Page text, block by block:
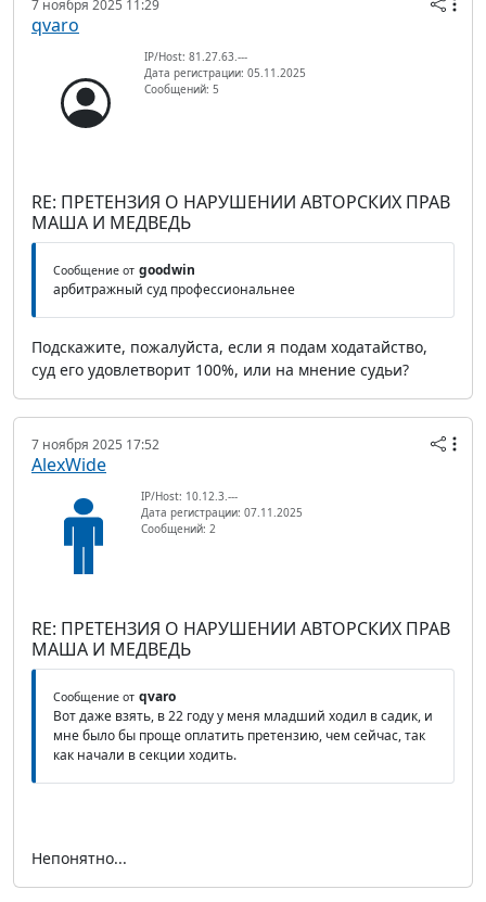
7 ноября 2025 11:29
qvaro
IP/Host: 81.27.63.---
Дата регистрации: 05.11.2025
Сообщений: 5
RE: ПРЕТЕНЗИЯ О НАРУШЕНИИ АВТОРСКИХ ПРАВ
МАША И МЕДВЕДЬ
Сообщение от goodwin
арбитражный суд профессиональнее
Подскажите, пожалуйста, если я подам ходатайство,
суд его удовлетворит 100%, или на мнение судьи?
7 ноября 2025 17:52
AlexWide
IP/Host: 10.12.3.---
Дата регистрации: 07.11.2025
Сообщений: 2
RE: ПРЕТЕНЗИЯ О НАРУШЕНИИ АВТОРСКИХ ПРАВ
МАША И МЕДВЕДЬ
Сообщение от qvaro
Вот даже взять, в 22 году у меня младший ходил в садик, и
мне было бы проще оплатить претензию, чем сейчас, так
как начали в секции ходить.
Непонятно...